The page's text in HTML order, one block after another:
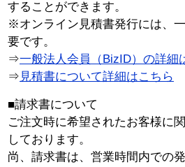
することができます。
※オンライン見積書発行には、
要です。
⇒一般法人会員（BizID）の詳細
⇒ 見積書について詳細はこちら
■請求書について
ご注文時に希望されたお客様に
しております。
尚、請求書は、営業時間内での